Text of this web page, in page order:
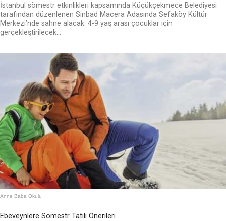
İstanbul sömestr etkinlikleri kapsamında Küçükçekmece Belediyesi
tarafından düzenlenen Sinbad Macera Adasında Sefaköy Kültür
Merkezi’nde sahne alacak. 4-9 yaş arası çocuklar için
gerçekleştirilecek...
Anne Baba Okulu
Ebeveynlere Sömestr Tatili Önerileri